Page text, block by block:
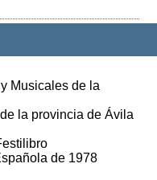
Musicales de la
la provincia de Ávila
de 1978